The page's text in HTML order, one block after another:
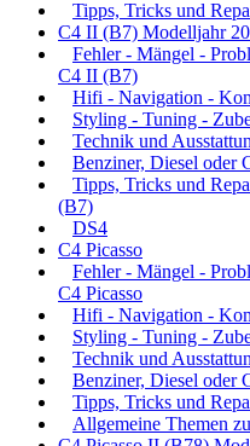
Tipps, Tricks und
C4 II (B7) Modelljahr
Fehler - Mängel -
C4 II (B7)
Hifi - Navigation -
Styling - Tuning -
Technik und
Benziner, Diesel oder
Tipps, Tricks und
(B7)
DS4
C4 Picasso
Fehler - Mängel -
C4 Picasso
Hifi - Navigation -
Styling - Tuning -
Technik und
Benziner, Diesel oder
Tipps, Tricks und
Allgemeine Themen